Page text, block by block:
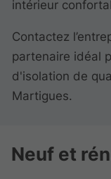
intérieur
Contactez
partenaire idéal
d'isolation de
Martigues.
Neuf et